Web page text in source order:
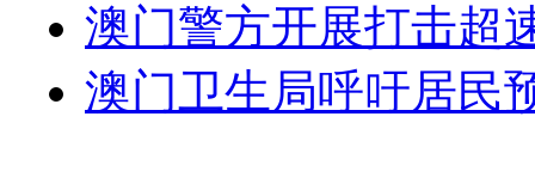
澳门警方开展打击超
澳门卫生局呼吁居民